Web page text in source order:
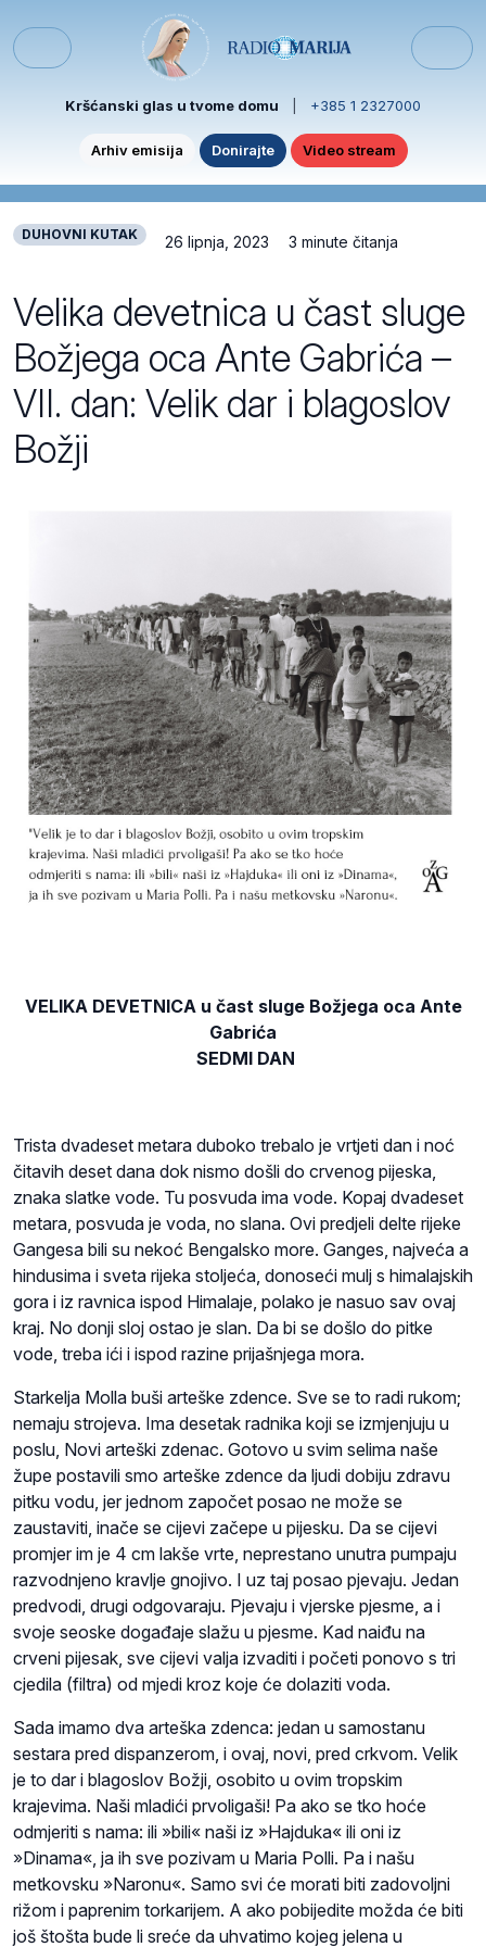
Menu
Kršćanski glas u tvome domu +385 1 2327000
Arhiv emisija Donirajte Video stream
DUHOVNI KUTAK 26 lipnja, 2023 3 minute čitanja
Velika devetnica u čast sluge
Božjega oca Ante Gabrića –
VII. dan: Velik dar i blagoslov
Božji
VELIKA DEVETNICA u čast sluge Božjega oca Ante
Gabrića
SEDMI DAN
Trista dvadeset metara duboko trebalo je vrtjeti dan i noć
čitavih deset dana dok nismo došli do crvenog pijeska,
znaka slatke vode. Tu posvuda ima vode. Kopaj dvadeset
metara, posvuda je voda, no slana. Ovi predjeli delte rijeke
Gangesa bili su nekoć Bengalsko more. Ganges, najveća a
hindusima i sveta rijeka stoljeća, donoseći mulj s himalajskih
gora i iz ravnica ispod Himalaje, polako je nasuo sav ovaj
kraj. No donji sloj ostao je slan. Da bi se došlo do pitke
vode, treba ići i ispod razine prijašnjega mora.
Starkelja Molla buši arteške zdence. Sve se to radi rukom;
nemaju strojeva. Ima desetak radnika koji se izmjenjuju u
poslu, Novi arteški zdenac. Gotovo u svim selima naše
župe postavili smo arteške zdence da ljudi dobiju zdravu
pitku vodu, jer jednom započet posao ne može se
zaustaviti, inače se cijevi začepe u pijesku. Da se cijevi
promjer im je 4 cm lakše vrte, neprestano unutra pumpaju
razvodnjeno kravlje gnojivo. I uz taj posao pjevaju. Jedan
predvodi, drugi odgovaraju. Pjevaju i vjerske pjesme, a i
svoje seoske događaje slažu u pjesme. Kad naiđu na
crveni pijesak, sve cijevi valja izvaditi i početi ponovo s tri
cjedila (filtra) od mjedi kroz koje će dolaziti voda.
Sada imamo dva arteška zdenca: jedan u samostanu
sestara pred dispanzerom, i ovaj, novi, pred crkvom. Velik
je to dar i blagoslov Božji, osobito u ovim tropskim
krajevima. Naši mladići prvoligaši! Pa ako se tko hoće
odmjeriti s nama: ili »bili« naši iz »Hajduka« ili oni iz
»Dinama«, ja ih sve pozivam u Maria Polli. Pa i našu
metkovsku »Naronu«. Samo svi će morati biti zadovoljni
rižom i paprenim torkarijem. A ako pobijedite možda će biti
još štošta bude li sreće da uhvatimo kojeg jelena u